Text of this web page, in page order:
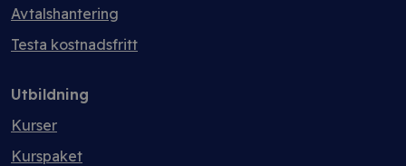
Avtalshantering
Testa kostnadsfritt
Utbildning
Kurser
Kurspaket